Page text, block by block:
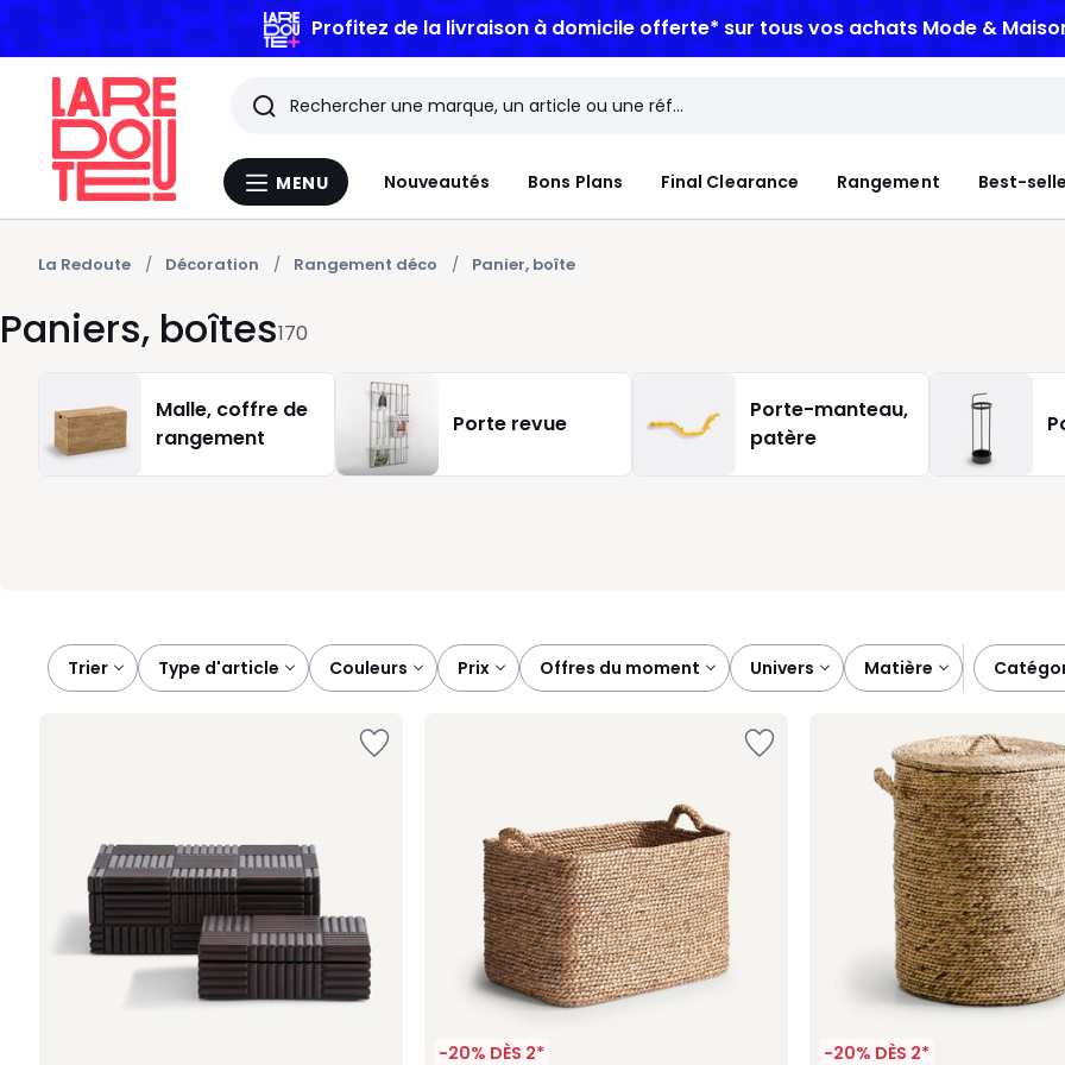
Profitez de la livraison à domicile offerte* sur tous vos achats Mode &
Menu
MENU Nouveautés Bons Plans Final Clearance Rangement Best-
Rechercher
Les
derniers
articles
consultés
La Redoute Décoration Rangement déco Panier, boîte
Paniers, boîtes170
Malle, coffre de
rangement
Porte revue
Porte-manteau,
patère
Trier
type d'article couleurs prix offres du moment univers matière
-20% DÈS 2* -20% DÈS 2*